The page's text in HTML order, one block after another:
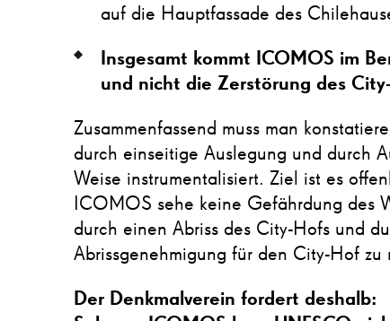
auf die Hauptfassade des
Insgesamt kommt ICOMOS im
und nicht die Zerstörung des
Zusammenfassend muss man
durch einseitige Auslegung und durch
Weise instrumentalisiert. Ziel ist es
ICOMOS sehe keine Gefährdung des
durch einen Abriss des City-Hofs und
Abrissgenehmigung für den City-Hof zu
Der Denkmalverein fordert deshalb: